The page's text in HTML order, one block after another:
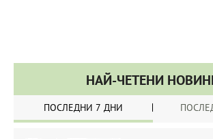
НАЙ-ЧЕТЕНИ
ПОСЛЕДНИ 7 ДНИ